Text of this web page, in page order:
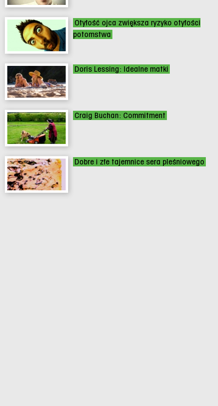
Otyłość ojca zwiększa ryzyko otyłości
potomstwa
Doris Lessing: Idealne matki
Craig Buchan: Commitment
Dobre i złe tajemnice sera pleśniowego